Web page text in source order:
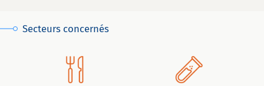
Secteurs concernés